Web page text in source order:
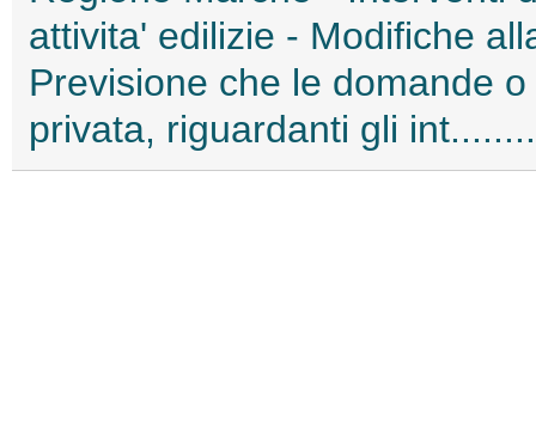
attivita' edilizie - Modifiche
Previsione che le domande
privata, riguardanti gli